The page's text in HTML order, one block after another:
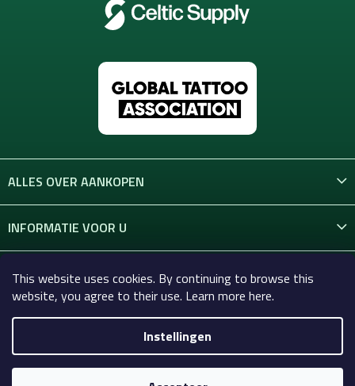
This website uses cookies. By continuing to browse this
website, you agree to their use. Learn more here.
Instellingen
ALLES OVER AANKOPEN
INFORMATIE VOOR U
CONTACT
Copyright 2026Celtic-Supply.nl | Alles voor tatoeages en
permanente make-up. Alle rechten voorbehouden.